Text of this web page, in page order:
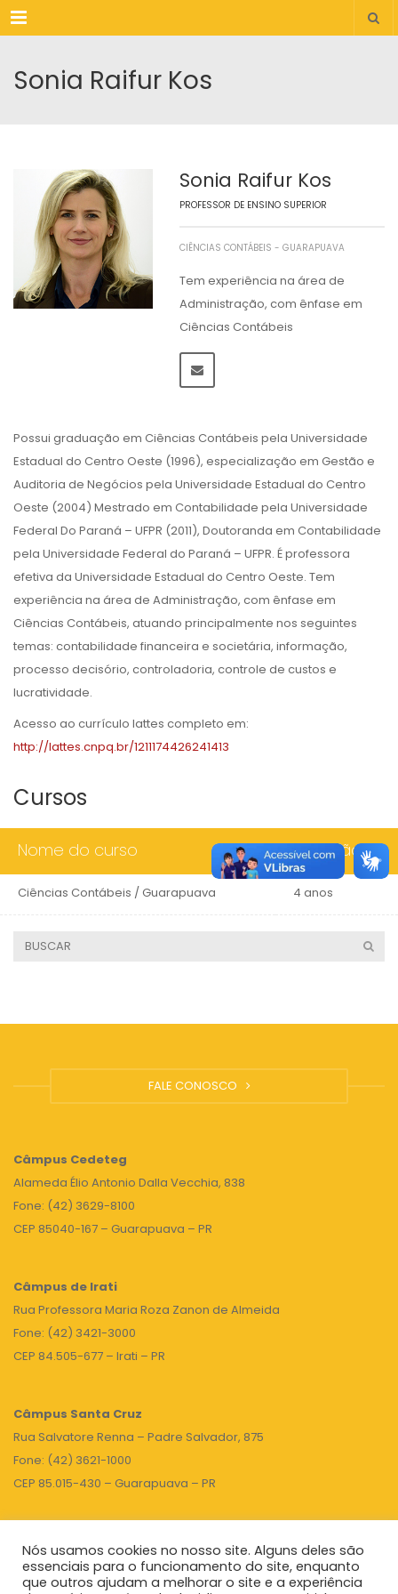
Menu
Sonia Raifur Kos
Sonia Raifur Kos
PROFESSOR DE ENSINO SUPERIOR
CIÊNCIAS CONTÁBEIS - GUARAPUAVA
Tem experiência na área de
Administração, com ênfase em
Ciências Contábeis
Possui graduação em Ciências Contábeis pela Universidade
Estadual do Centro Oeste (1996), especialização em Gestão e
Auditoria de Negócios pela Universidade Estadual do Centro
Oeste (2004) Mestrado em Contabilidade pela Universidade
Federal Do Paraná – UFPR (2011), Doutoranda em Contabilidade
pela Universidade Federal do Paraná – UFPR. É professora
efetiva da Universidade Estadual do Centro Oeste. Tem
experiência na área de Administração, com ênfase em
Ciências Contábeis, atuando principalmente nos seguintes
temas: contabilidade financeira e societária, informação,
processo decisório, controladoria, controle de custos e
lucratividade.
Acesso ao currículo lattes completo em:
http://lattes.cnpq.br/1211174426241413
Cursos
Nome do curso Duração
Ciências Contábeis / Guarapuava 4 anos
FALE CONOSCO
Câmpus Cedeteg
Alameda Élio Antonio Dalla Vecchia, 838
Fone: (42) 3629-8100
CEP 85040-167 – Guarapuava – PR
Câmpus de Irati
Rua Professora Maria Roza Zanon de Almeida
Fone: (42) 3421-3000
CEP 84.505-677 – Irati – PR
Câmpus Santa Cruz
Rua Salvatore Renna – Padre Salvador, 875
Fone: (42) 3621-1000
CEP 85.015-430 – Guarapuava – PR
TOPO
Nós usamos cookies no nosso site. Alguns deles são
essenciais para o funcionamento do site, enquanto
que outros ajudam a melhorar o site e a experiência